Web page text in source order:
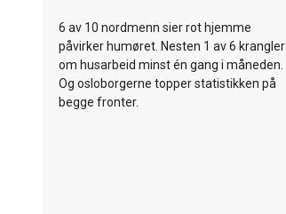
6 av 10 nordmenn sier rot hjemme
påvirker humøret. Nesten 1 av 6 krangler
om husarbeid minst én gang i måneden.
Og osloborgerne topper statistikken på
begge fronter.